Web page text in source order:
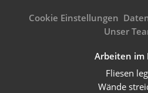
Cookie Einstellungen
Unser
Arbeiten im
Fliesen
Wände